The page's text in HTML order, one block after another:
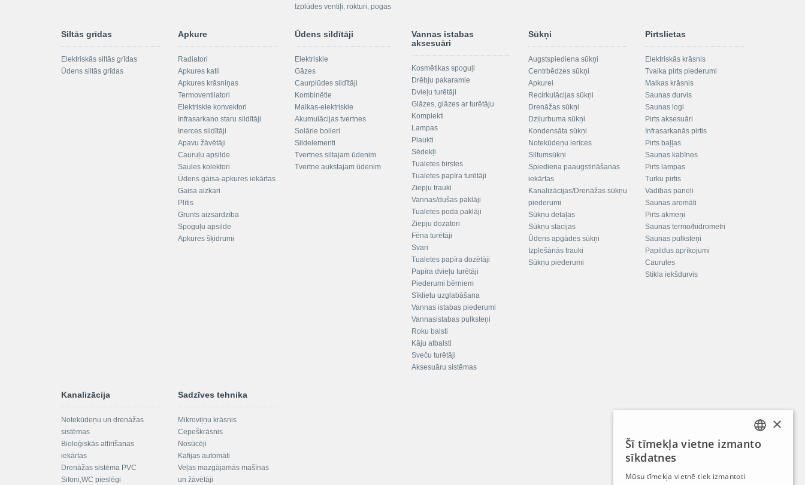
Izplūdes ventiļi, rokturi, pogas
Siltās grīdas
Elektriskās siltās grīdas
Ūdens siltās grīdas
Apkure
Radiatori
Apkures katli
Apkures krāsniņas
Termoventilatori
Elektriskie konvektori
Infrasarkano staru sildītāji
Inerces sildītāji
Apavu žāvētāji
Cauruļu apsilde
Saules kolektori
Ūdens gaisa-apkures iekārtas
Gaisa aizkari
Plītis
Grunts aizsardzība
Spoguļu apsilde
Apkures šķidrumi
Ūdens sildītāji
Elektriskie
Gāzes
Caurplūdes sildītāji
Kombinētie
Malkas-elektriskie
Akumulācijas tvertnes
Solārie boileri
Sildelementi
Tvertnes siltajam ūdenim
Tvertne aukstajam ūdenim
Vannas istabas
aksesuāri
Kosmētikas spoguļi
Drēbju pakaramie
Dvieļu turētāji
Glāzes, glāzes ar turētāju
Komplekti
Lampas
Plaukti
Sēdekļi
Tualetes birstes
Tualetes papīra turētāji
Ziepju trauki
Vannas/dušas paklāji
Tualetes poda paklāji
Ziepju dozatori
Fēna turētāji
Svari
Tualetes papīra dozētāji
Papīra dvieļu turētāji
Piederumi bērniem
Sīklietu uzglabāšana
Vannas istabas piederumi
Vannasistabas pulksteņi
Roku balsti
Kāju atbalsti
Sveču turētāji
Aksesuāru sistēmas
Sūkņi
Augstspiediena sūkņi
Centrbēdzes sūkņi
Apkurei
Recirkulācijas sūkņi
Drenāžas sūkņi
Dziļurbuma sūkņi
Kondensāta sūkņi
Notekūdeņu ierīces
Siltumsūkņi
Spiediena paaugstināšanas
iekārtas
Kanalizācijas/Drenāžas sūkņu
piederumi
Sūkņu detaļas
Sūkņu stacijas
Ūdens apgādes sūkņi
Izplešānās trauki
Sūkņu piederumi
Pirtslietas
Elektriskās krāsnis
Tvaika pirts piederumi
Malkas krāsnis
Saunas durvis
Saunas logi
Pirts aksesuāri
Infrasarkanās pirtis
Pirts baļļas
Saunas kabīnes
Pirts lampas
Turku pirtis
Vadības paneļi
Saunas aromāti
Pirts akmeņi
Saunas termo/hidrometri
Saunas pulksteņi
Papildus aprīkojumi
Caurules
Stikla iekšdurvis
Kanalizācija
Notekūdeņu un drenāžas
sistēmas
Bioloģiskās attīrīšanas
iekārtas
Drenāžas sistēma PVC
Sifoni,WC pieslēgi
Sadzīves tehnika
Mikroviļņu krāsnis
Cepeškrāsnis
Nosūcēji
Kafijas automāti
Veļas mazgājamās mašīnas
un žāvētāji
LATVIAN
×
Šī tīmekļa vietne izmanto
sīkdatnes
Mūsu tīmekļa vietnē tiek izmantoti